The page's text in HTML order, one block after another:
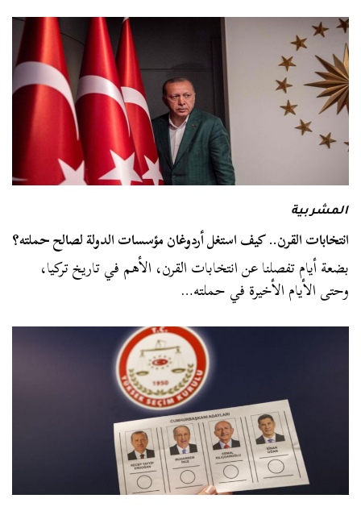
المشربية
انتخابات القرن.. كيف استغل أردوغان مؤسسات الدولة لصالح حملته؟
بضعة أيام تفصلنا عن انتخابات القرن، الأهم في تاريخ تركيا،
وحتى الأيام الأخيرة في حملته…